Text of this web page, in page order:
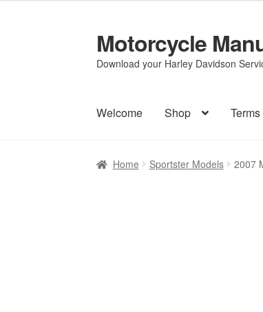
Skip
to
navigation
Skip
to
content
Motorcycle
Download your Harley Davidson
Welcome Shop
Home Sportster Models 2007